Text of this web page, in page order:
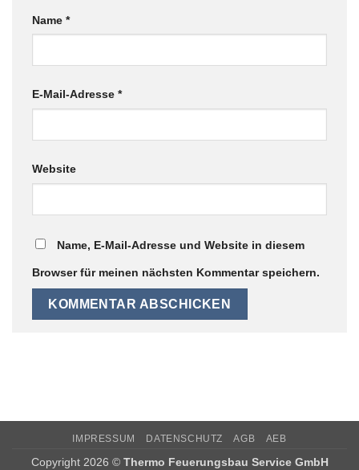
Name *
E-Mail-Adresse *
Website
Name, E-Mail-Adresse und Website in diesem
Browser für meinen nächsten Kommentar speichern.
IMPRESSUM DATENSCHUTZ AGB AEB
Copyright 2026 © Thermo Feuerungsbau Service GmbH